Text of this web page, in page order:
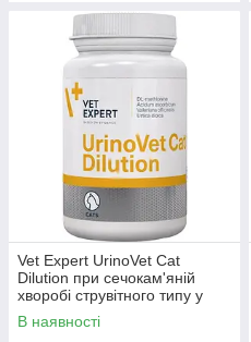
Vet Expert UrinoVet Cat
Dilution при сечокам'яній
хворобі струвітного типу у
котів 45 шт
В наявності